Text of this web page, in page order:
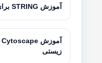
آموزش STRING برای تحلیل تعاملات پروتئینی
زیستی